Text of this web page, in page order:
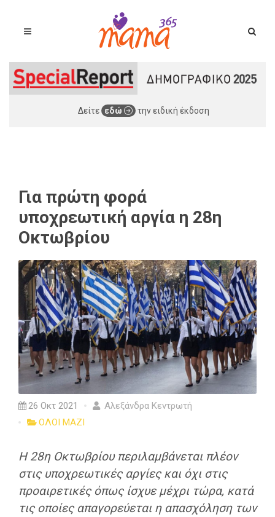
Δείτε εδώ την ειδική έκδοση
Για πρώτη φορά
υποχρεωτική αργία η 28η
Οκτωβρίου
26 Οκτ 2021
Αλεξάνδρα Κεντρωτή
ΟΛΟΙ ΜΑΖΙ
Η 28η Οκτωβρίου περιλαμβάνεται πλέον
στιςυποχρεωτικές αργίεςκαι όχι στις
προαιρετικές όπως ίσχυε μέχρι τώρα, κατά
τις οποίες απαγορεύεται η απασχόληση των